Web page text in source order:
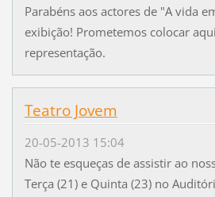
Parabéns aos actores de "A vida
exibição! Prometemos colocar
representação.
Teatro Jovem
20-05-2013 15:04
Não te esqueças de assistir ao
Terça (21) e Quinta (23) no